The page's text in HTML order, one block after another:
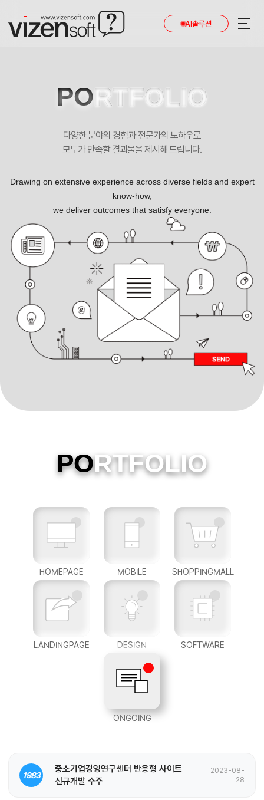
AI솔루션
PORTFOLIO
다양한 분야의 경험과 전문가의 노하우로
모두가 만족할 결과물을 제시해 드립니다.
Drawing on extensive experience across diverse fields and expert
know-how,
we deliver outcomes that satisfy everyone.
PORTFOLIO
HOMEPAGE MOBILE SHOPPINGMALL
LANDINGPAGE DESIGN SOFTWARE
ONGOING
1983
중소기업경영연구센터 반응형 사이트
신규개발 수주
2023-08-
28